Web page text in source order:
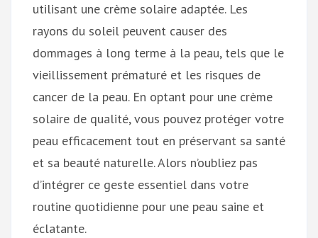
utilisant une crème solaire adaptée. Les
rayons du soleil peuvent causer des
dommages à long terme à la peau, tels que le
vieillissement prématuré et les risques de
cancer de la peau. En optant pour une crème
solaire de qualité, vous pouvez protéger votre
peau efficacement tout en préservant sa santé
et sa beauté naturelle. Alors n’oubliez pas
d’intégrer ce geste essentiel dans votre
routine quotidienne pour une peau saine et
éclatante.